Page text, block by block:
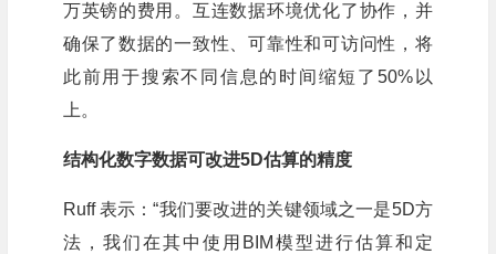
万英镑的费用。互连数据环境优化了协作，并
确保了数据的一致性、可靠性和可访问性，将
此前用于搜索不同信息的时间缩短了50%以
上。
结构化数字数据可改进5D估算的精度
Ruff 表示：“我们要改进的关键领域之一是5D方
法，我们在其中使用BIM模型进行估算和定